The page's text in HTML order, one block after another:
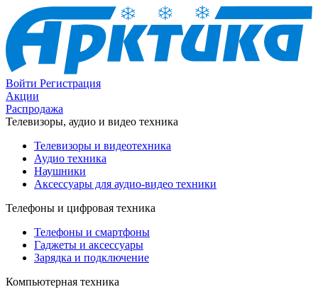
Войти Регистрация
Акции
Распродажа
Телевизоры, аудио и видео техника
Телевизоры и видеотехника
Аудио техника
Наушники
Аксессуары для аудио-видео техники
Телефоны и цифровая техника
Телефоны и смартфоны
Гаджеты и аксессуары
Зарядка и подключение
Компьютерная техника